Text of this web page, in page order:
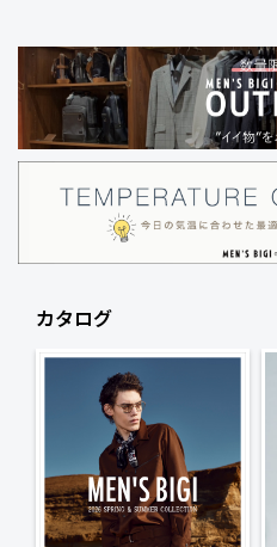
カタログ